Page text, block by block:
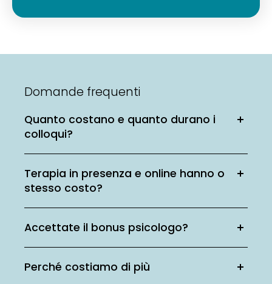
Domande frequenti
Quanto costano e quanto durano i
colloqui?
Terapia in presenza e online hanno o
stesso costo?
Accettate il bonus psicologo?
Perché costiamo di più